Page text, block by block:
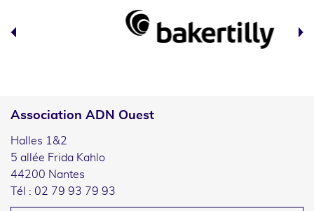
Association ADN Ouest
Halles 1&2
5 allée Frida Kahlo
44200 Nantes
Tél : 02 79 93 79 93